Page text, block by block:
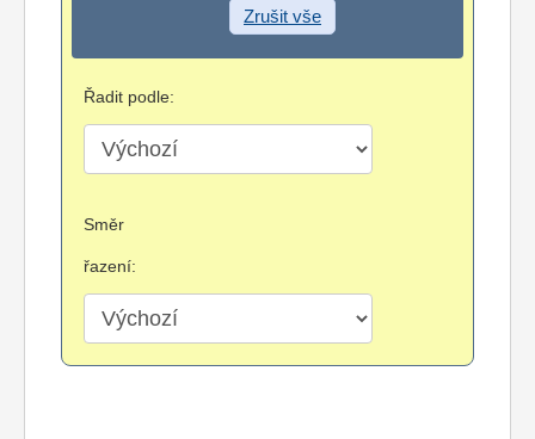
Zrušit vše
Řadit podle:
Směr
řazení: